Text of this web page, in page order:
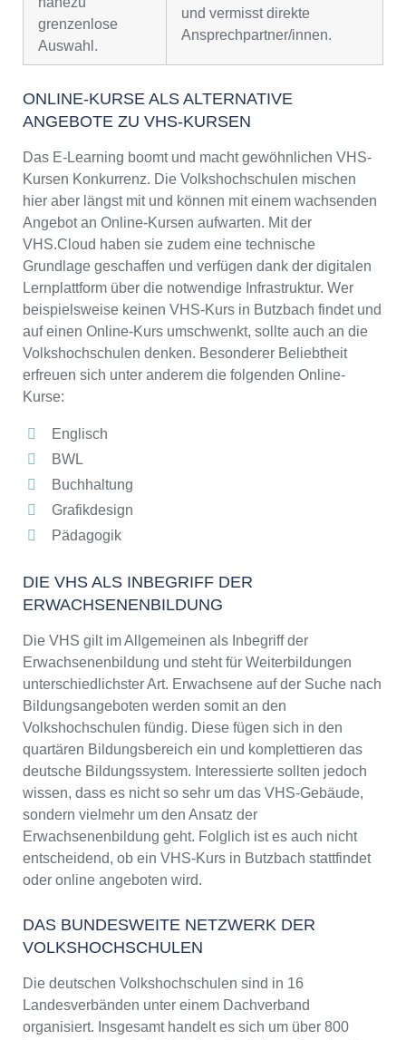
grenzenlose
Auswahl.
und vermisst direkte
Ansprechpartner/innen.
ONLINE-KURSE ALS ALTERNATIVE
ANGEBOTE ZU VHS-KURSEN
Das E-Learning boomt und macht gewöhnlichen VHS-
Kursen Konkurrenz. Die Volkshochschulen mischen
hier aber längst mit und können mit einem wachsenden
Angebot an Online-Kursen aufwarten. Mit der
VHS.Cloud haben sie zudem eine technische
Grundlage geschaffen und verfügen dank der digitalen
Lernplattform über die notwendige Infrastruktur. Wer
beispielsweise keinen VHS-Kurs in Butzbach findet und
auf einen Online-Kurs umschwenkt, sollte auch an die
Volkshochschulen denken. Besonderer Beliebtheit
erfreuen sich unter anderem die folgenden Online-
Kurse:
Englisch
BWL
Buchhaltung
Grafikdesign
Pädagogik
DIE VHS ALS INBEGRIFF DER
ERWACHSENENBILDUNG
Die VHS gilt im Allgemeinen als Inbegriff der
Erwachsenenbildung und steht für Weiterbildungen
unterschiedlichster Art. Erwachsene auf der Suche nach
Bildungsangeboten werden somit an den
Volkshochschulen fündig. Diese fügen sich in den
quartären Bildungsbereich ein und komplettieren das
deutsche Bildungssystem. Interessierte sollten jedoch
wissen, dass es nicht so sehr um das VHS-Gebäude,
sondern vielmehr um den Ansatz der
Erwachsenenbildung geht. Folglich ist es auch nicht
entscheidend, ob ein VHS-Kurs in Butzbach stattfindet
oder online angeboten wird.
DAS BUNDESWEITE NETZWERK DER
VOLKSHOCHSCHULEN
Die deutschen Volkshochschulen sind in 16
Landesverbänden unter einem Dachverband
organisiert. Insgesamt handelt es sich um über 800